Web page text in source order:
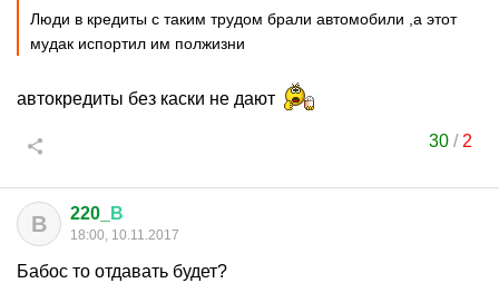
Люди в кредиты с таким трудом брали автомобили ,а этот
мудак испортил им полжизни
автокредиты без каски не дают
30 / 2
В 220_ В
18:00, 10.11.2017
Бабос то отдавать будет?